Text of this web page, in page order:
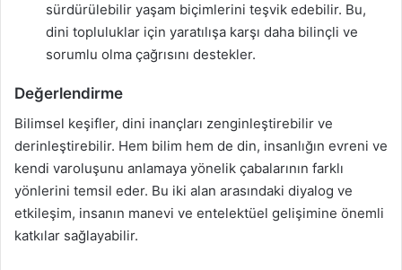
sürdürülebilir yaşam biçimlerini teşvik edebilir. Bu,
dini topluluklar için yaratılışa karşı daha bilinçli ve
sorumlu olma çağrısını destekler.
Değerlendirme
Bilimsel keşifler, dini inançları zenginleştirebilir ve
derinleştirebilir. Hem bilim hem de din, insanlığın evreni ve
kendi varoluşunu anlamaya yönelik çabalarının farklı
yönlerini temsil eder. Bu iki alan arasındaki diyalog ve
etkileşim, insanın manevi ve entelektüel gelişimine önemli
katkılar sağlayabilir.